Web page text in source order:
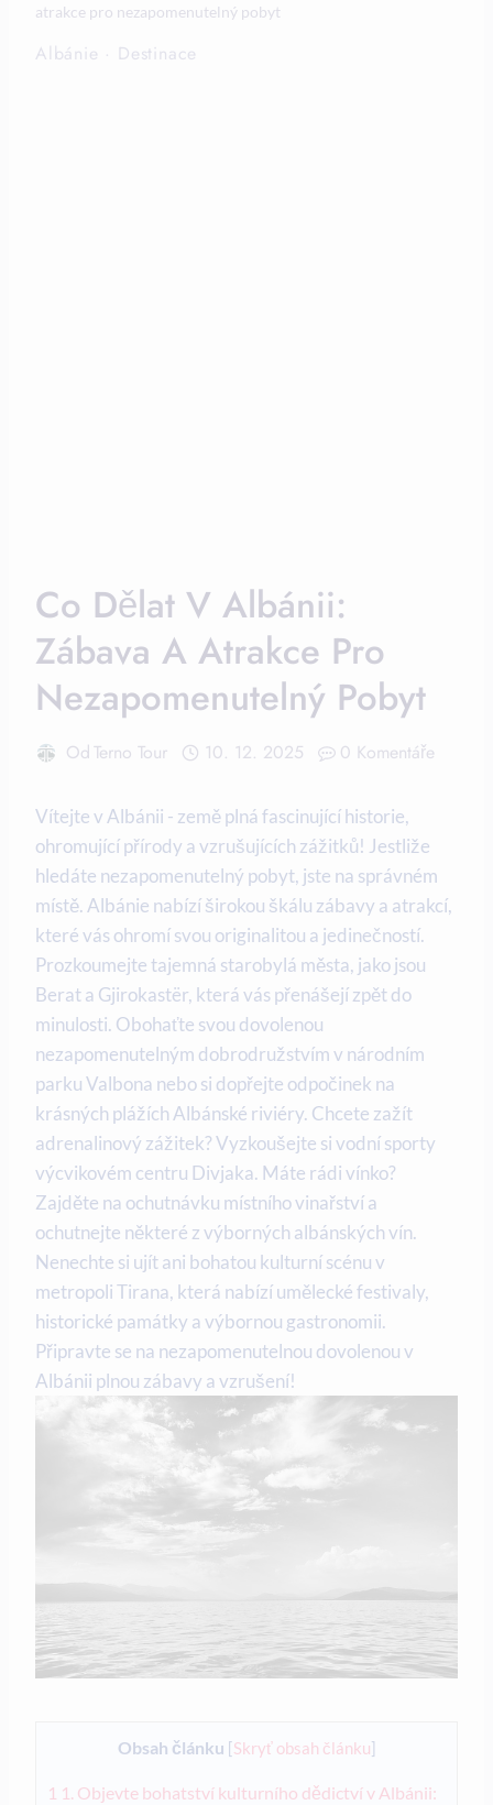
atrakce pro nezapomenutelný pobyt
Albánie · Destinace
Co Dělat V Albánii:
Zábava A Atrakce Pro
Nezapomenutelný Pobyt
OdTerno Tour 10. 12. 2025 0 Komentáře
Vítejte v Albánii -⁤ země plná fascinující⁢ historie,
ohromující přírody a vzrušujících zážitků! Jestliže
hledáte nezapomenutelný pobyt, jste na správném
místě. Albánie nabízí širokou škálu zábavy a atrakcí,
které vás ohromí svou originalitou a jedinečností.
Prozkoumejte tajemná starobylá města, jako jsou
Berat a Gjirokastër, která ​vás přenášejí⁤ zpět do⁤
minulosti. Obohaťte svou ‌dovolenou
nezapomenutelným dobrodružstvím ⁣v národním
parku⁣ Valbona nebo si dopřejte ⁢odpočinek‌ na
krásných plážích Albánské riviéry. Chcete zažít
adrenalinový zážitek? Vyzkoušejte⁤ si vodní sporty
výcvikovém centru Divjaka. Máte rádi vínko?
Zajděte ‍na ochutnávku místního vinařství a
ochutnejte některé z výborných albánských ‍vín.
Nenechte si ujít ani bohatou kulturní scénu v
metropoli Tirana, která nabízí umělecké festivaly,
historické památky ⁣a výbornou gastronomii.
Připravte se na nezapomenutelnou dovolenou v
‌Albánii‍ plnou zábavy a vzrušení!
Obsah článku [Skryť obsah článku]
1 1. Objevte ‍bohatství kulturního dědictví ⁣v ⁤Albánii: